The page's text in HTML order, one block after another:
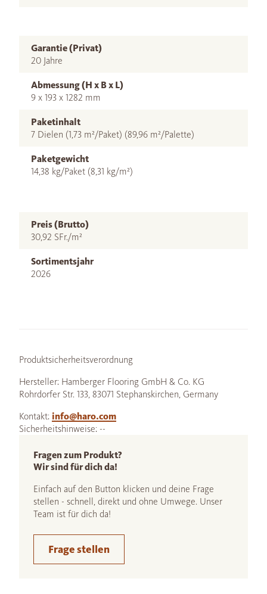
Garantie (Privat)
20 Jahre
Abmessung (H x B x L)
9 x 193 x 1282 mm
Paketinhalt
7 Dielen (1,73 m²/Paket) (89,96 m²/Palette)
Paketgewicht
14,38 kg/Paket (8,31 kg/m²)
Preis (Brutto)
30,92 SFr./m²
Sortimentsjahr
2026
Produktsicherheitsverordnung
Hersteller: Hamberger Flooring GmbH & Co. KG
Rohrdorfer Str. 133, 83071 Stephanskirchen, Germany
Kontakt: info@haro.com
Sicherheitshinweise: --
Fragen zum Produkt?
Wir sind für dich da!
Einfach auf den Button klicken und deine Frage
stellen - schnell, direkt und ohne Umwege. Unser
Team ist für dich da!
Frage stellen